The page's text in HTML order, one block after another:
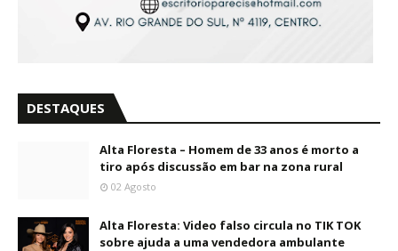
DESTAQUES
Alta Floresta – Homem de 33 anos é morto a
tiro após discussão em bar na zona rural
02 Agosto
Alta Floresta: Video falso circula no TIK TOK
sobre ajuda a uma vendedora ambulante